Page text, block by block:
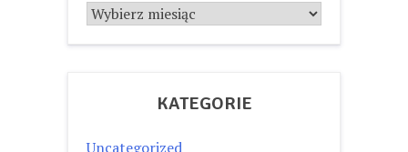
Archiwum
KATEGORIE
Uncategorized